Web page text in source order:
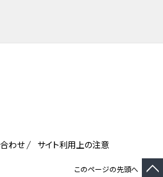
このページの先頭へ
わせ サイト利用上の注意